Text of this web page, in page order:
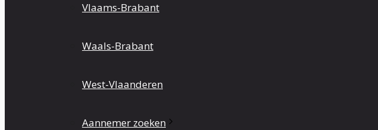
Vlaams-Brabant
Waals-Brabant
West-Vlaanderen
Aannemer zoeken